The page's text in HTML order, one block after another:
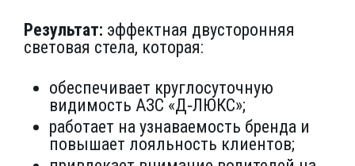
Результат: эффектная двусторонняя
световая стела, которая:
обеспечивает круглосуточную
видимость АЗС «Д‑ЛЮКС»;
работает на узнаваемость бренда и
повышает лояльность клиентов;